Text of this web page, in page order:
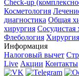
Check-up
Косметология
диагностика Общая
хирургия Сосудистая
Флебология
Информация
Налоговый вычет
Live Акции Контакты